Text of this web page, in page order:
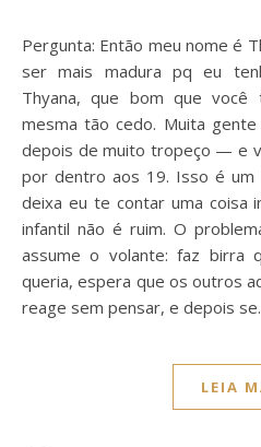
Pergunta: Então meu nome é Thyana tenho 19 anos queria
ser mais madura pq eu
Thyana, que bom que
mesma tão cedo. Muita
depois de muito tropeço — e
por dentro aos 19. Isso é um
deixa eu te contar uma coisa
infantil não é ruim. O
assume o volante: faz birra
queria, espera que os outros
reage sem pensar, e depois
LEIA